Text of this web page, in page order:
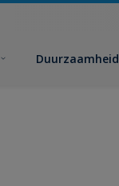
Duurzaamheid